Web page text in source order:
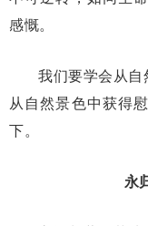
感慨。
我们要学会从
从自然景色中获得
下。
永